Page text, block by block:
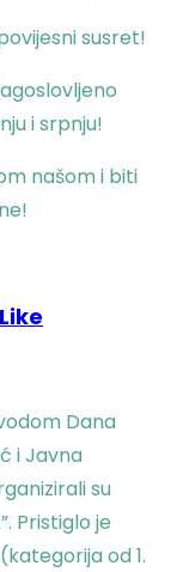
susret!
i srpnju!
našom i biti
Dana
i Javna
su
Pristiglo je
od 1.